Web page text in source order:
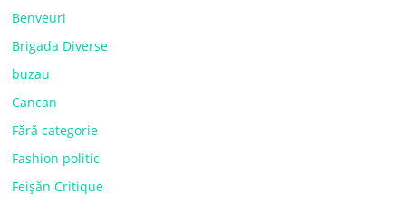
Benveuri
Brigada Diverse
buzau
Cancan
Fără categorie
Fashion politic
Feișăn Critique